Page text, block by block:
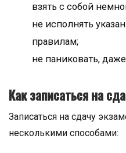
взять с собой
не исполнять
правилам;
не паниковать,
Как записаться на
Записаться на сдачу
несколькими способами: